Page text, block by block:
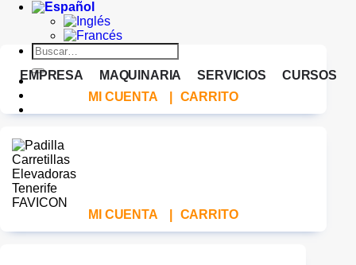
Buscar
por:
EMPRESA MAQUINARIA SERVICIOS
CURSOS
MI CUENTA
CARRITO
MI CUENTA CARRITO